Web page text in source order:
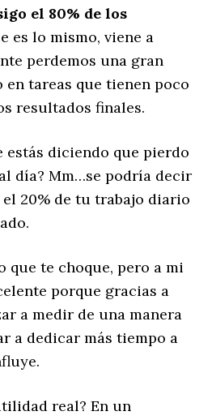
el 80% de los
es lo mismo, viene a
perdemos una gran
tareas que tienen poco
resultados finales.
estás diciendo que pierdo
día? Mm…se podría decir
20% de tu trabajo diario
que te choque, pero a mi
porque gracias a
a medir de una manera
a dedicar más tiempo a
real? En un